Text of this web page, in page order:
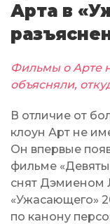
Арта в
Фильмы о Арте
объясняли,
В отличие от
клоун Арт не
Он впервые
фильме
снят Дэмиеном
«Ужасающего»
по канону